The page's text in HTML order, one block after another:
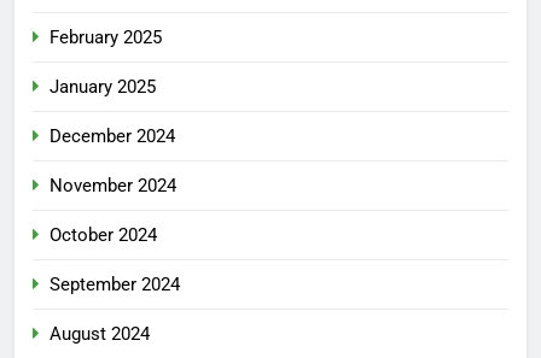
February 2025
January 2025
December 2024
November 2024
October 2024
September 2024
August 2024